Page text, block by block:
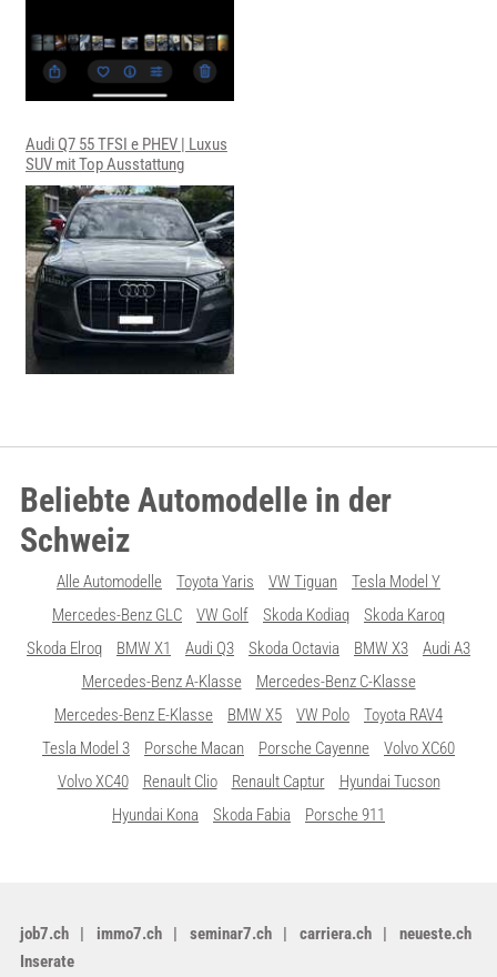
Audi Q7 55 TFSI e PHEV | Luxus
SUV mit Top Ausstattung
Beliebte Automodelle in der
Schweiz
Alle Automodelle Toyota Yaris VW Tiguan
Tesla Model Y
Mercedes-Benz GLC
VW Golf Skoda Kodiaq
Skoda Karoq
Skoda Elroq
BMW X1 Audi Q3 Skoda Octavia BMW X3
Audi A3
Mercedes-Benz A-Klasse
Mercedes-Benz C-Klasse
Mercedes-Benz E-Klasse
BMW X5 VW Polo
Toyota RAV4
Tesla Model 3
Porsche Macan Porsche Cayenne
Volvo XC60
Volvo XC40
Renault Clio Renault Captur
Hyundai Tucson
Hyundai Kona
Skoda Fabia Porsche 911
job7.ch immo7.ch seminar7.ch carriera.ch
neueste.ch
Inserate